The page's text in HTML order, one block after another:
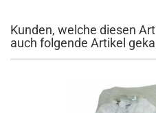
Kunden, welche diesen
auch folgende Artikel